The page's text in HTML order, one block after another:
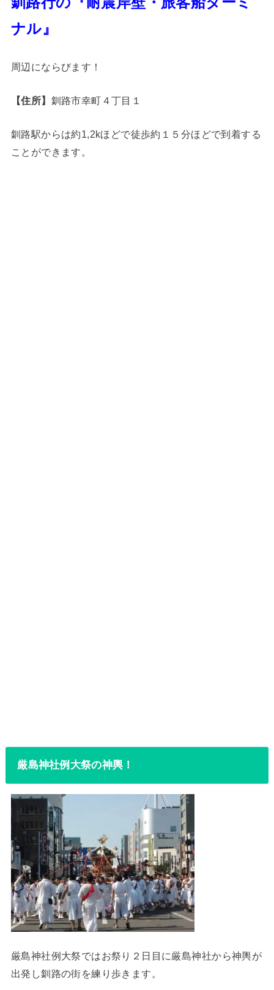
ナル』
周辺にならびます！
【住所】 釧路市幸町４丁目１
釧路駅からは約1,2kほどで徒歩約１５分ほどで到着する
ことができます。
厳島神社例大祭の神輿！
厳島神社例大祭ではお祭り２日目に厳島神社から神輿が
出発し釧路の街を練り歩きます。